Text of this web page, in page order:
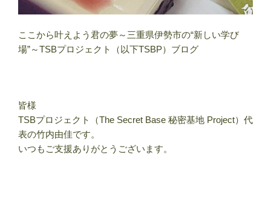
ここから叶えよう君の夢～三重県伊勢市の“新しい学び
場”～TSBプロジェクト（以下TSBP）ブログ
皆様
TSBプロジェクト（The Secret Base 秘密基地 Project）代
表の竹内由佳です。
いつもご支援ありがとうございます。